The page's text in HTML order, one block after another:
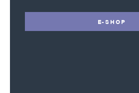
E-SHOP